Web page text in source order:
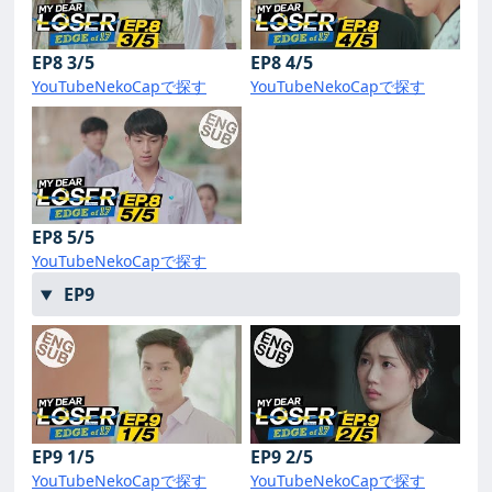
EP8 3/5
YouTubeNekoCapで探す
EP8 4/5
YouTubeNekoCapで探す
EP8 5/5
YouTubeNekoCapで探す
EP9
EP9 1/5
YouTubeNekoCapで探す
EP9 2/5
YouTubeNekoCapで探す